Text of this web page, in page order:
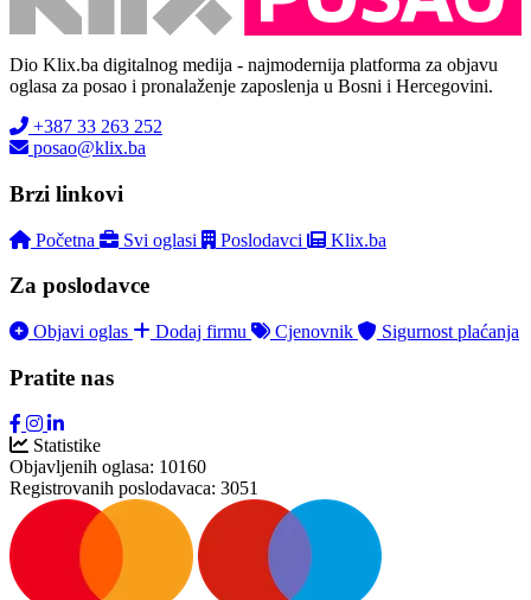
Dio Klix.ba digitalnog medija - najmodernija platforma za objavu
oglasa za posao i pronalaženje zaposlenja u Bosni i Hercegovini.
+387 33 263 252
posao@klix.ba
Brzi linkovi
Početna Svi oglasi Poslodavci Klix.ba
Za poslodavce
Objavi oglas Dodaj firmu Cjenovnik Sigurnost plaćanja
Pratite nas
Statistike
Objavljenih oglasa: 10160
Registrovanih poslodavaca: 3051